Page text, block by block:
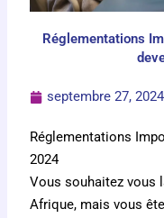
Réglementations
septembre 27, 2024
Réglementations
2024
Vous souhaitez vous
Afrique, mais vous